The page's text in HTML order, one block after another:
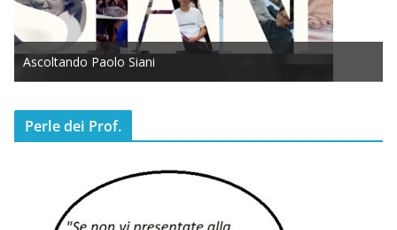
Ascoltando Paolo Siani
Perle dei Prof.